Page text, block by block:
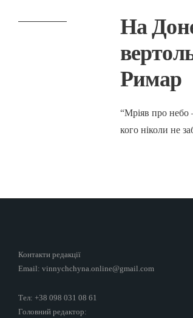
На
Римар
“Мріяв про
кого ніколи не
Контакти редакції
Email: vinnychchyna.online@gmail.com
Тел: +38 098 031 08 61
Головний редактор: